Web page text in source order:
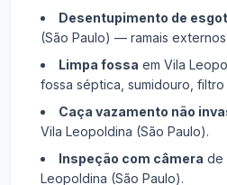
Desentupimento de
(São Paulo) — ramais
Limpa fossa em Vila
fossa séptica, sumidouro,
Caça vazamento não
Vila Leopoldina (São Paulo).
Inspeção com câmera de
Leopoldina (São Paulo).